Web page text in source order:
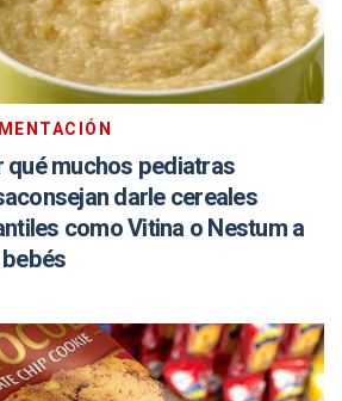
qué muchos pediatras
darle cereales
como Vitina o Nestum a